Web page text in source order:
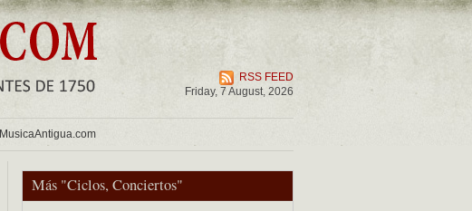
RSS FEED
Friday, 7 August, 2026
MusicaAntigua.com
Más "Ciclos, Conciertos"